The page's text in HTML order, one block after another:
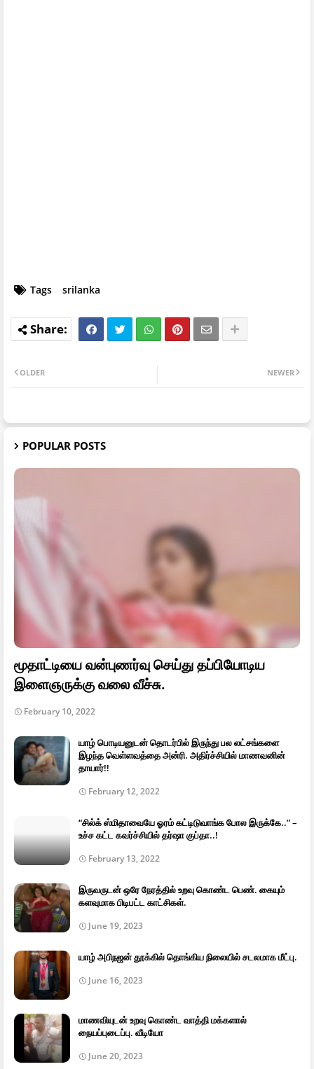
Tags srilanka
NEWER
OLDER
POPULAR POSTS
மூதாட்டியை வன்புணர்வு செய்து தப்பியோடிய
இளைஞருக்கு வலை வீச்சு.
February 10, 2022
யாழ் பொடியனுடன் தொடர்பில் இருந்து பல லட்சங்களை
இழந்த வெள்ளவத்தை அன்ரி. அதிர்ச்சியில் மாணவனின்
தாயார்!!
February 12, 2022
“சில்க் ஸ்மிதாவையே ஓரம் கட்டிடுவாங்க போல இருக்கே..” –
உச்ச கட்ட கவர்ச்சியில் தர்ஷா குப்தா..!
February 13, 2022
இருவருடன் ஒரே நேரத்தில் உறவு கொண்ட பெண். கையும்
களவுமாக பிடிபட்ட காட்சிகள்.
June 19, 2023
யாழ் அபிநஜன் தூக்கில் தொங்கிய நிலையில் சடலமாக மீட்பு.
June 16, 2023
மாணவியுடன் உறவு கொண்ட வாத்தி மக்களால்
நையப்புடைப்பு. வீடியோ
June 20, 2023